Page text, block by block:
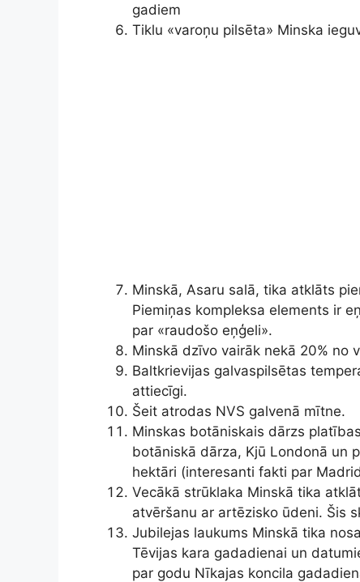
gadiem
Tiklu «varoņu pilsēta» Minska
Minskā, Asaru salā, tika atklāts
Piemiņas kompleksa elements ir
par «raudošo eņģeli».
Minskā dzīvo vairāk nekā 20% no
Baltkrievijas galvaspilsētas
attiecīgi.
Šeit atrodas NVS galvenā mītne.
Minskas botāniskais dārzs
botāniskā dārza, Kjū Londonā un
hektāri (interesanti fakti par
Vecākā strūklaka Minskā tika
atvēršanu ar artēzisko ūdeni. Šis
Jubilejas laukums Minskā tika
Tēvijas kara gadadienai un
par godu Nīkajas koncila